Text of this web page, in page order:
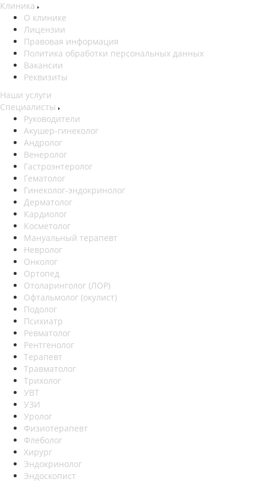
Клиника
О клинике
Лицензии
Правовая информация
Политика обработки персональных данных
Вакансии
Реквизиты
Наши услуги
Специалисты
Руководители
Акушер-гинеколог
Андролог
Венеролог
Гастроэнтеролог
Гематолог
Гинеколог-эндокринолог
Дерматолог
Кардиолог
Косметолог
Мануальный терапевт
Невролог
Онколог
Ортопед
Отоларинголог (ЛОР)
Офтальмолог (окулист)
Подолог
Психиатр
Ревматолог
Рентгенолог
Терапевт
Травматолог
Трихолог
УВТ
УЗИ
Уролог
Физиотерапевт
Флеболог
Хирург
Эндокринолог
Эндоскопист